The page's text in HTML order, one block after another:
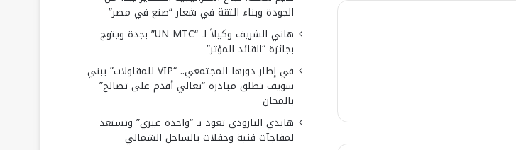
الجودة وبناء الثقة في شعار “صنع في مصر”
هاني الشريف وكيلاً لـ “UN MTC” بجدة ويتوج
بجائزة “القائد المؤثر”
في إطار دورها المجتمعي.. “VIP للمقاولات” ببني
سويف تطلق مبادرة “تعالي أقدم على تصالح”
بالمجان
هايدي البارودي تعود بـ “واحدة غيري” وتستعد
لمفاجآت فنية وحفلات بالساحل الشمالي